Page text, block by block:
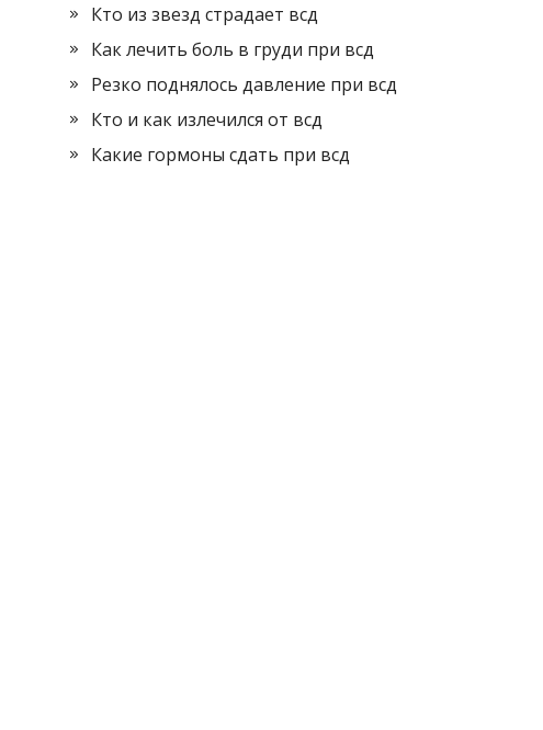
Кто из звезд страдает всд
Как лечить боль в груди при всд
Резко поднялось давление при всд
Кто и как излечился от всд
Какие гормоны сдать при всд